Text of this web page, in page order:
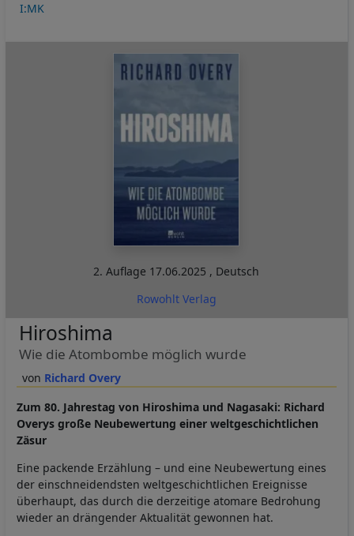
I:MK
2. Auflage 17.06.2025 , Deutsch
Rowohlt Verlag
Richard Overy
Hiroshima
Wie die Atombombe möglich wurde
Zum 80. Jahrestag von Hiroshima und Nagasaki: Richard
Overys große Neubewertung einer weltgeschichtlichen
Zäsur
Eine packende Erzählung – und eine Neubewertung eines
der einschneidendsten weltgeschichtlichen Ereignisse
überhaupt, das durch die derzeitige atomare Bedrohung
wieder an drängender Aktualität gewonnen hat.